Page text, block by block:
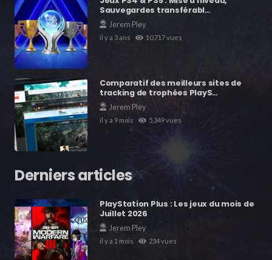
Sauvegardes transférabl…
Jerem Pley
il y a 3 ans 10,717vues
Comparatif des meilleurs sites de
tracking de trophées PlayS…
Jerem Pley
il y a 9 mois 5,349vues
Derniers articles
PlayStation Plus : Les jeux du mois de
Juillet 2026
Jerem Pley
il y a 1 mois 234vues